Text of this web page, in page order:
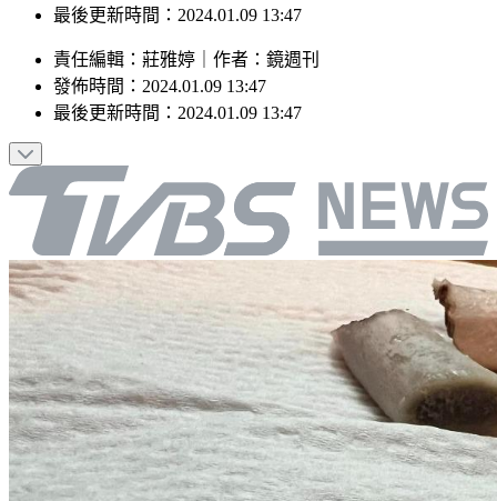
最後更新時間：2024.01.09 13:47
責任編輯 ： 莊雅婷 作者 ： 鏡週刊
發佈時間： 2024.01.09 13:47
最後更新時間： 2024.01.09 13:47